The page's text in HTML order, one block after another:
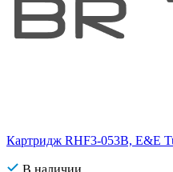
Картридж RHF3-053B, E&E
В наличии